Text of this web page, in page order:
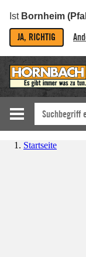
Ist Bornheim
JA, RICHTIG
Startseite